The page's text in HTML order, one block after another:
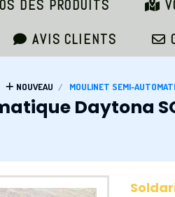
DES PRODUITS
AVIS CLIENTS
NOUVEAU MOULINET SEMI-
Daytona